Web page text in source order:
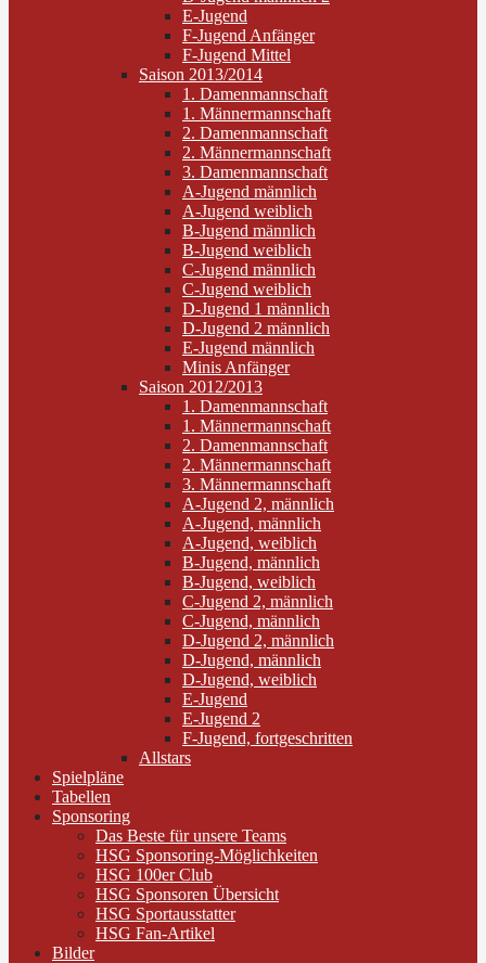
E-Jugend
F-Jugend Anfänger
F-Jugend Mittel
Saison 2013/2014
1. Damenmannschaft
1. Männermannschaft
2. Damenmannschaft
2. Männermannschaft
3. Damenmannschaft
A-Jugend männlich
A-Jugend weiblich
B-Jugend männlich
B-Jugend weiblich
C-Jugend männlich
C-Jugend weiblich
D-Jugend 1 männlich
D-Jugend 2 männlich
E-Jugend männlich
Minis Anfänger
Saison 2012/2013
1. Damenmannschaft
1. Männermannschaft
2. Damenmannschaft
2. Männermannschaft
3. Männermannschaft
A-Jugend 2, männlich
A-Jugend, männlich
A-Jugend, weiblich
B-Jugend, männlich
B-Jugend, weiblich
C-Jugend 2, männlich
C-Jugend, männlich
D-Jugend 2, männlich
D-Jugend, männlich
D-Jugend, weiblich
E-Jugend
E-Jugend 2
F-Jugend, fortgeschritten
Allstars
Spielpläne
Tabellen
Sponsoring
Das Beste für unsere Teams
HSG Sponsoring-Möglichkeiten
HSG 100er Club
HSG Sponsoren Übersicht
HSG Sportausstatter
HSG Fan-Artikel
Bilder